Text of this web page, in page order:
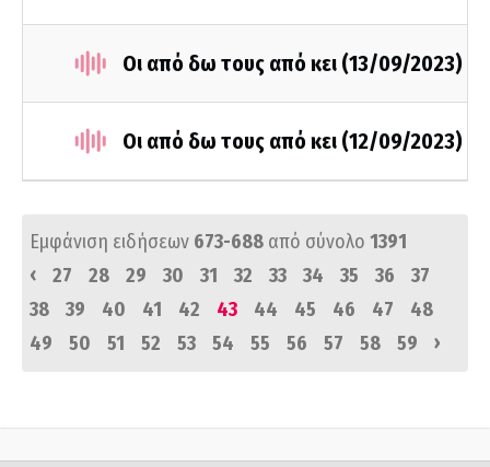
Οι από δω τους από κει (13/09/2023)
Οι από δω τους από κει (12/09/2023)
Εμφάνιση ειδήσεων 673-688 από σύνολο 1391
‹
27 28 29 30 31 32 33 34 35 36
37
38
39 40 41 42 43 44 45 46 47
48
49
50 51 52 53 54 55 56 57 58 59 ›